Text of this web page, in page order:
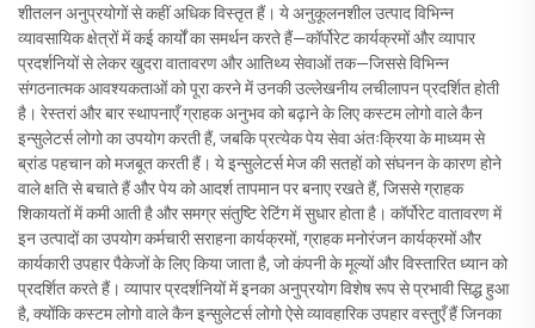
शीतलन अनुप्रयोगों से कहीं अधिक विस्तृत हैं। ये अनुकूलनशील उत्पाद विभिन्न
व्यावसायिक क्षेत्रों में कई कार्यों का समर्थन करते हैं—कॉर्पोरेट कार्यक्रमों और व्यापार
प्रदर्शनियों से लेकर खुदरा वातावरण और आतिथ्य सेवाओं तक—जिससे विभिन्न
संगठनात्मक आवश्यकताओं को पूरा करने में उनकी उल्लेखनीय लचीलापन प्रदर्शित होती
है। रेस्तरां और बार स्थापनाएँ ग्राहक अनुभव को बढ़ाने के लिए कस्टम लोगो वाले कैन
इन्सुलेटर्स लोगो का उपयोग करती हैं, जबकि प्रत्येक पेय सेवा अंतःक्रिया के माध्यम से
ब्रांड पहचान को मजबूत करती हैं। ये इन्सुलेटर्स मेज की सतहों को संघनन के कारण होने
वाले क्षति से बचाते हैं और पेय को आदर्श तापमान पर बनाए रखते हैं, जिससे ग्राहक
शिकायतों में कमी आती है और समग्र संतुष्टि रेटिंग में सुधार होता है। कॉर्पोरेट वातावरण में
इन उत्पादों का उपयोग कर्मचारी सराहना कार्यक्रमों, ग्राहक मनोरंजन कार्यक्रमों और
कार्यकारी उपहार पैकेजों के लिए किया जाता है, जो कंपनी के मूल्यों और विस्तारित ध्यान को
प्रदर्शित करते हैं। व्यापार प्रदर्शनियों में इनका अनुप्रयोग विशेष रूप से प्रभावी सिद्ध हुआ
है, क्योंकि कस्टम लोगो वाले कैन इन्सुलेटर्स लोगो ऐसे व्यावहारिक उपहार वस्तुएँ हैं जिनका